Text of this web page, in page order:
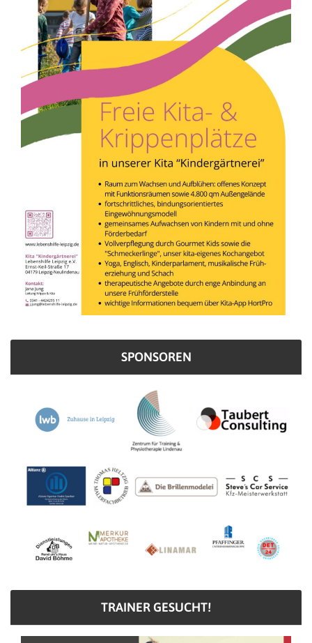
SPONSOREN
TRAINER GESUCHT!